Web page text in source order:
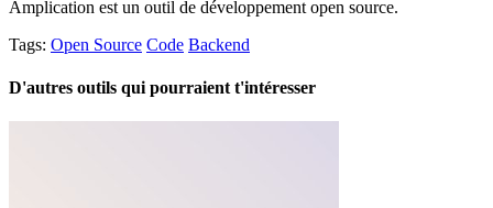
Amplication est un outil de développement open source.
Tags: Open Source Code Backend
D'autres outils qui pourraient t'intéresser